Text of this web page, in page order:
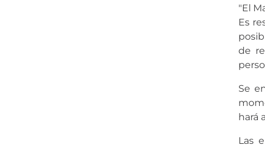
"El
Es
de
Se
hará
Las